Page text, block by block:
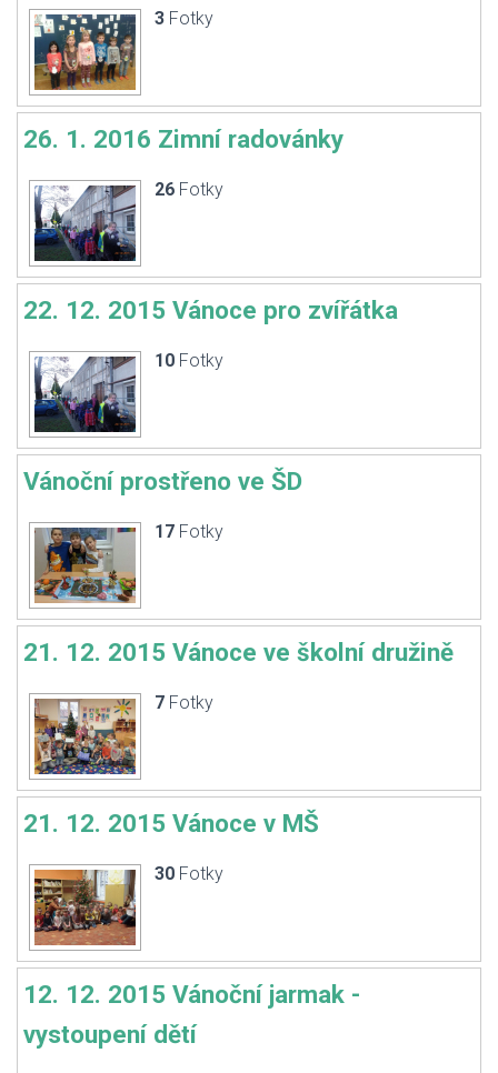
3 Fotky
26. 1. 2016 Zimní radovánky
26 Fotky
22. 12. 2015 Vánoce pro zvířátka
10 Fotky
Vánoční prostřeno ve ŠD
17 Fotky
21. 12. 2015 Vánoce ve školní družině
7 Fotky
21. 12. 2015 Vánoce v MŠ
30 Fotky
12. 12. 2015 Vánoční jarmak -
vystoupení dětí